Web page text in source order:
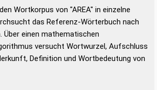
Wortkorpus von "AREA" in einzelne
das Referenz-Wörterbuch nach
Über einen mathematischen
versucht Wortwurzel, Aufschluss
Definition und Wortbedeutung von